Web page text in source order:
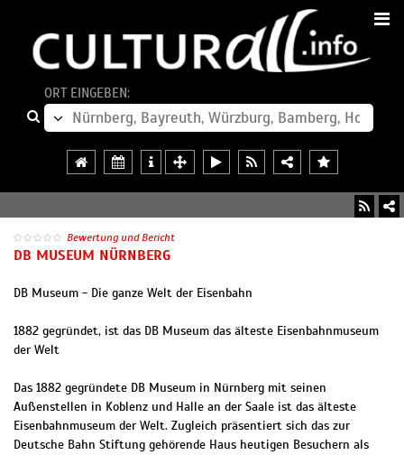
ORT EINGEBEN:
Bewertung und Bericht
DB MUSEUM NÜRNBERG
DB Museum - Die ganze Welt der Eisenbahn
1882 gegründet, ist das DB Museum das älteste Eisenbahnmuseum
der Welt
Das 1882 gegründete DB Museum in Nürnberg mit seinen
Außenstellen in Koblenz und Halle an der Saale ist das älteste
Eisenbahnmuseum der Welt. Zugleich präsentiert sich das zur
Deutsche Bahn Stiftung gehörende Haus heutigen Besuchern als